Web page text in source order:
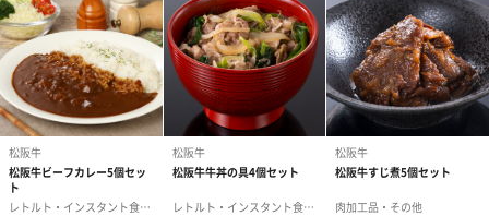
送料
・送料は温度帯の違う商品を同時購入いただいた場合
に追加でかかります。
(例)クール便商品と常温商品を同時購入の場合は、送
料も2個口分になります。
・複数点ご注文いただいた場合、ご注文時の送料は1個
口のみ発生します。後日、2個口目の送料をご請求させ
ていただくご連絡が届きます。